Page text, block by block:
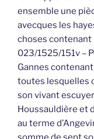
ensemble une
avecques les
choses
023/1525/151v –
Gannes
toutes lesquelles
son vivant
Houssauldière et
au terme